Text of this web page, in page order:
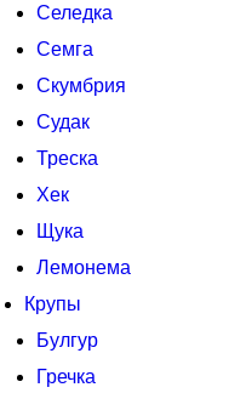
Селедка
Семга
Скумбрия
Судак
Треска
Хек
Щука
Лемонема
Крупы
Булгур
Гречка